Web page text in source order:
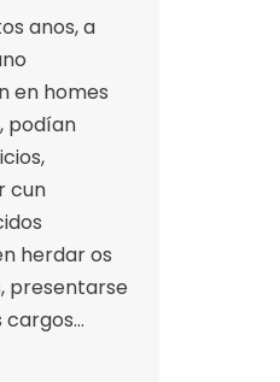
anos, a
en homes
podían
cun
herdar os
presentarse
cargos…